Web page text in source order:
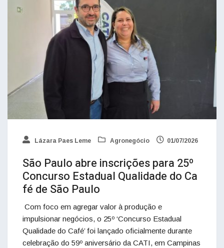
Lázara Paes Leme Agronegócio 01/07/2026
São Paulo abre inscrições para 25º
Concurso Estadual Qualidade do Ca
fé de São Paulo
Com foco em agregar valor à produção e
impulsionar negócios, o 25º ‘Concurso Estadual
Qualidade do Café’ foi lançado oficialmente durante
celebração do 59º aniversário da CATI, em Campinas